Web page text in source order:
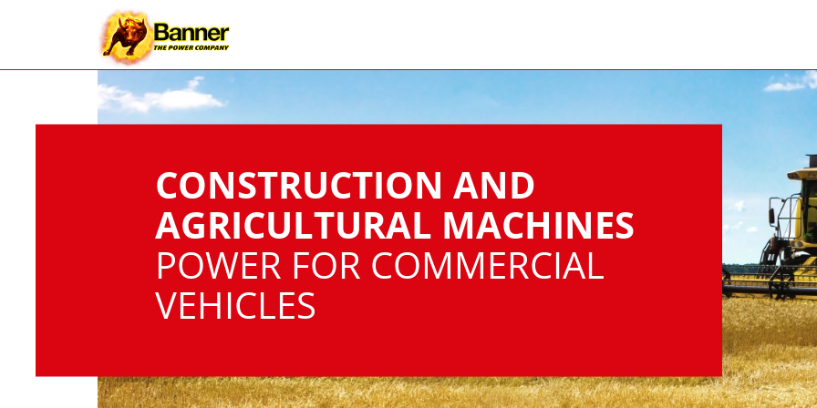
CONSTRUCTION AND
AGRICULTURAL MACHINES
POWER FOR COMMERCIAL
VEHICLES